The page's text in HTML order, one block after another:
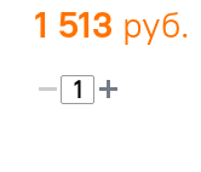
1 513